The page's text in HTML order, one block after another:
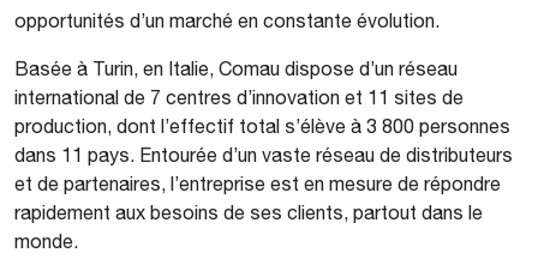
opportunités d’un marché en constante évolution.
Basée à Turin, en Italie, Comau dispose d’un réseau
international de 7 centres d’innovation et 11 sites de
production, dont l’effectif total s’élève à 3 800 personnes
dans 11 pays. Entourée d’un vaste réseau de distributeurs
et de partenaires, l’entreprise est en mesure de répondre
rapidement aux besoins de ses clients, partout dans le
monde.